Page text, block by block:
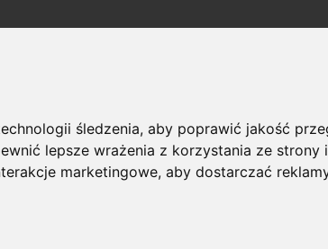
śledzenia, aby poprawić jakość
lepsze wrażenia z korzystania ze strony
marketingowe,aby dostarczać